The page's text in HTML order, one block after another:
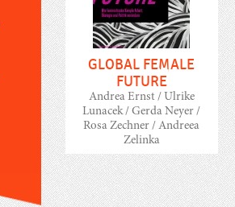
GLOBAL FEMALE
FUTURE
Andrea Ernst / Ulrike
Lunacek / Gerda Neyer /
Rosa Zechner / Andreea
Zelinka